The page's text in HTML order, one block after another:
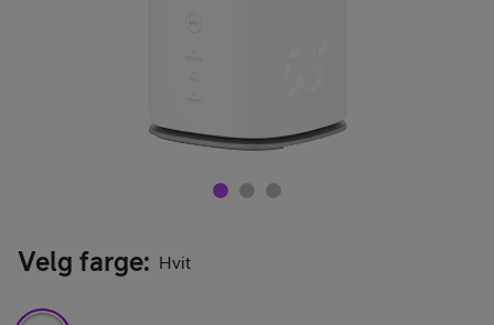
Velg farge: Hvit